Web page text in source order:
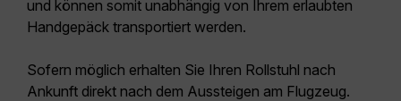
und können somit unabhängig von Ihrem erlaubten
Handgepäck transportiert werden.
Sofern möglich erhalten Sie Ihren Rollstuhl nach
Ankunft direkt nach dem Aussteigen am Flugzeug.